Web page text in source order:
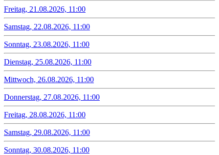
Freitag, 21.08.2026, 11:00
Samstag, 22.08.2026, 11:00
Sonntag, 23.08.2026, 11:00
Dienstag, 25.08.2026, 11:00
Mittwoch, 26.08.2026, 11:00
Donnerstag, 27.08.2026, 11:00
Freitag, 28.08.2026, 11:00
Samstag, 29.08.2026, 11:00
Sonntag, 30.08.2026, 11:00